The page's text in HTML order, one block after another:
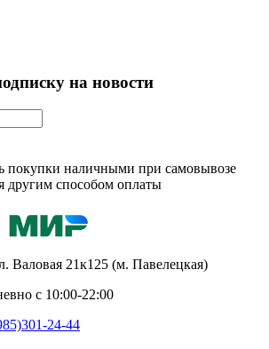
на новости
покупки наличными при самовывозе
другим способом оплаты
Валовая 21к125 (м. Павелецкая)
с 10:00-22:00
24-44